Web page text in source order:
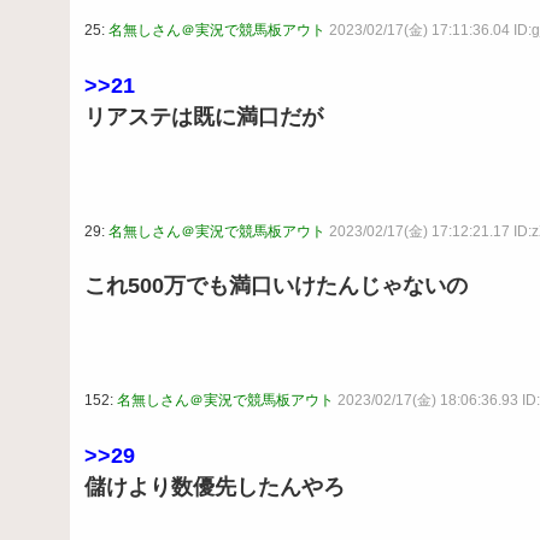
25: 名無しさん＠実況で競馬板アウト 2023/02/17(金) 17:11:36.04
>>21
リアステは既に満口だが
29: 名無しさん＠実況で競馬板アウト 2023/02/17(金) 17:12:21.17
これ500万でも満口いけたんじゃないの
152: 名無しさん＠実況で競馬板アウト 2023/02/17(金) 18:06:36.93
>>29
儲けより数優先したんやろ